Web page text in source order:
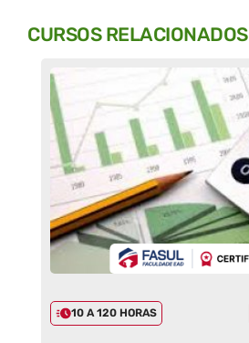
CURSOS RELACIONADOS
10 A 120 HORAS